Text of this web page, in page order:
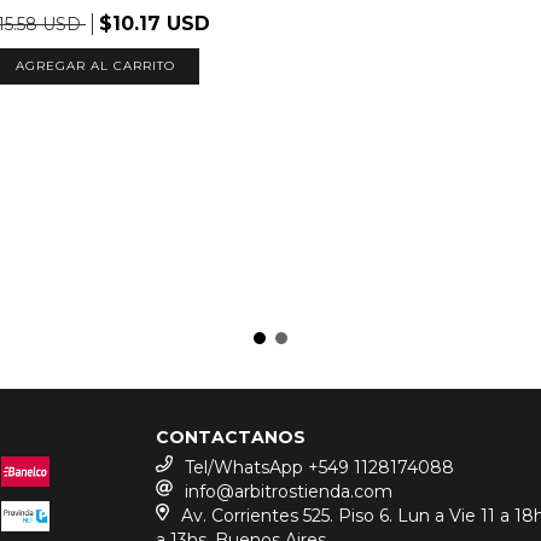
USD $10.17 USD
AGREGAR AL CARRITO
CONTACTANOS
Tel/WhatsApp +549 1128174088
info@arbitrostienda.com
Av. Corrientes 525. Piso 6. Lun a Vie 11 a